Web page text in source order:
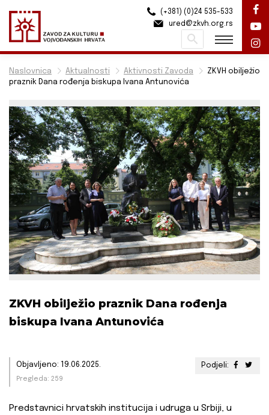
Naslovnica Aktualnosti Aktivnosti Zavoda
ZKVH obilježio
praznik Dana rođenja biskupa Ivana Antunovića
ZKVH obilježio praznik Dana rođenja
biskupa Ivana Antunovića
Podjeli:
Objavljeno: 19.06.2025.
Pregleda: 259
Predstavnici hrvatskih institucija i udruga u Srbiji, u
(+381) (0)24 535-533
ured@zkvh.org.rs
Pretraži